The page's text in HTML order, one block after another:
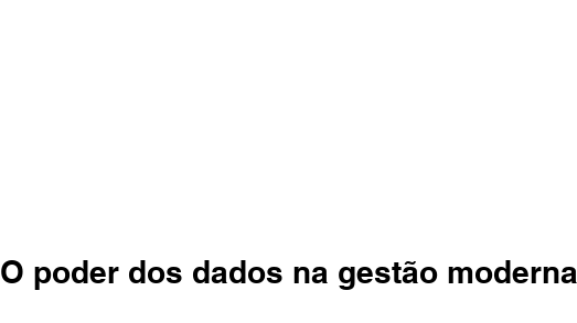
O poder dos dados na gestão moderna